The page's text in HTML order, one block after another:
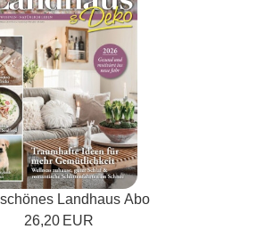
Landhaus Abo
26,20 EUR